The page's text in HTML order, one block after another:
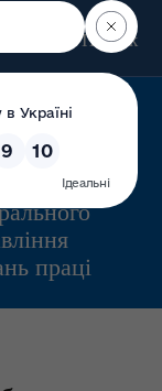
Пошук
у
праці